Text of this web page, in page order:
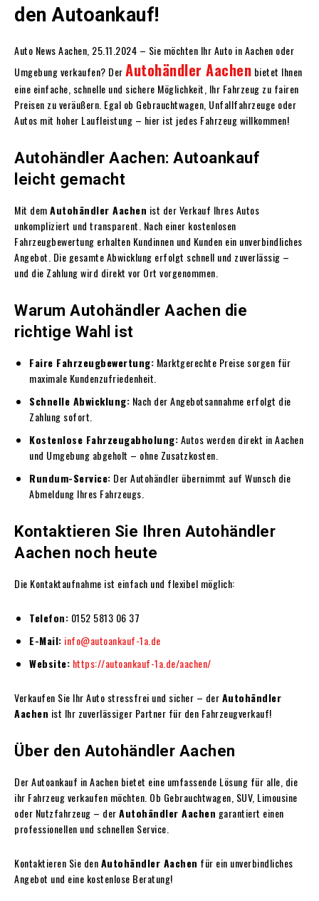
den Autoankauf!
Auto News Aachen , 25.11.2024 – Sie möchten Ihr Auto in Aachen oder
Umgebung verkaufen? DerAutohändler Aachen bietet Ihnen
eine einfache, schnelle und sichere Möglichkeit, Ihr Fahrzeug zu fairen
Preisen zu veräußern. Egal ob Gebrauchtwagen, Unfallfahrzeuge oder
Autos mit hoher Laufleistung – hier ist jedes Fahrzeug willkommen!
Autohändler Aachen: Autoankauf
leicht gemacht
Mit demAutohändler Aachen ist der Verkauf Ihres Autos
unkompliziert und transparent. Nach einer kostenlosen
Fahrzeugbewertung erhalten Kundinnen und Kunden ein unverbindliches
Angebot. Die gesamte Abwicklung erfolgt schnell und zuverlässig –
und die Zahlung wird direkt vor Ort vorgenommen.
Warum Autohändler Aachen die
richtige Wahl ist
Faire Fahrzeugbewertung: Marktgerechte Preise sorgen für
maximale Kundenzufriedenheit.
Schnelle Abwicklung: Nach der Angebotsannahme erfolgt die
Zahlung sofort.
Kostenlose Fahrzeugabholung:Autos werden direkt in Aachen
und Umgebung abgeholt – ohne Zusatzkosten.
Rundum-Service: Der Autohändler übernimmt auf Wunsch die
Abmeldung Ihres Fahrzeugs.
Kontaktieren Sie Ihren Autohändler
Aachen noch heute
Die Kontaktaufnahme ist einfach und flexibel möglich:
Telefon: 0152 5813 06 37
E-Mail: info@autoankauf-1a.de
Website: https://autoankauf-1a.de/aachen/
Verkaufen Sie Ihr Auto stressfrei und sicher – derAutohändler
Aachen ist Ihr zuverlässiger Partner für den Fahrzeugverkauf!
Über den Autohändler Aachen
Der Autoankauf in Aachen bietet eine umfassende Lösung für alle, die
ihr Fahrzeug verkaufen möchten. Ob Gebrauchtwagen, SUV, Limousine
oder Nutzfahrzeug – derAutohändler Aachen garantiert einen
professionellen und schnellen Service.
Kontaktieren Sie denAutohändler Aachen für ein unverbindliches
Angebot und eine kostenlose Beratung!